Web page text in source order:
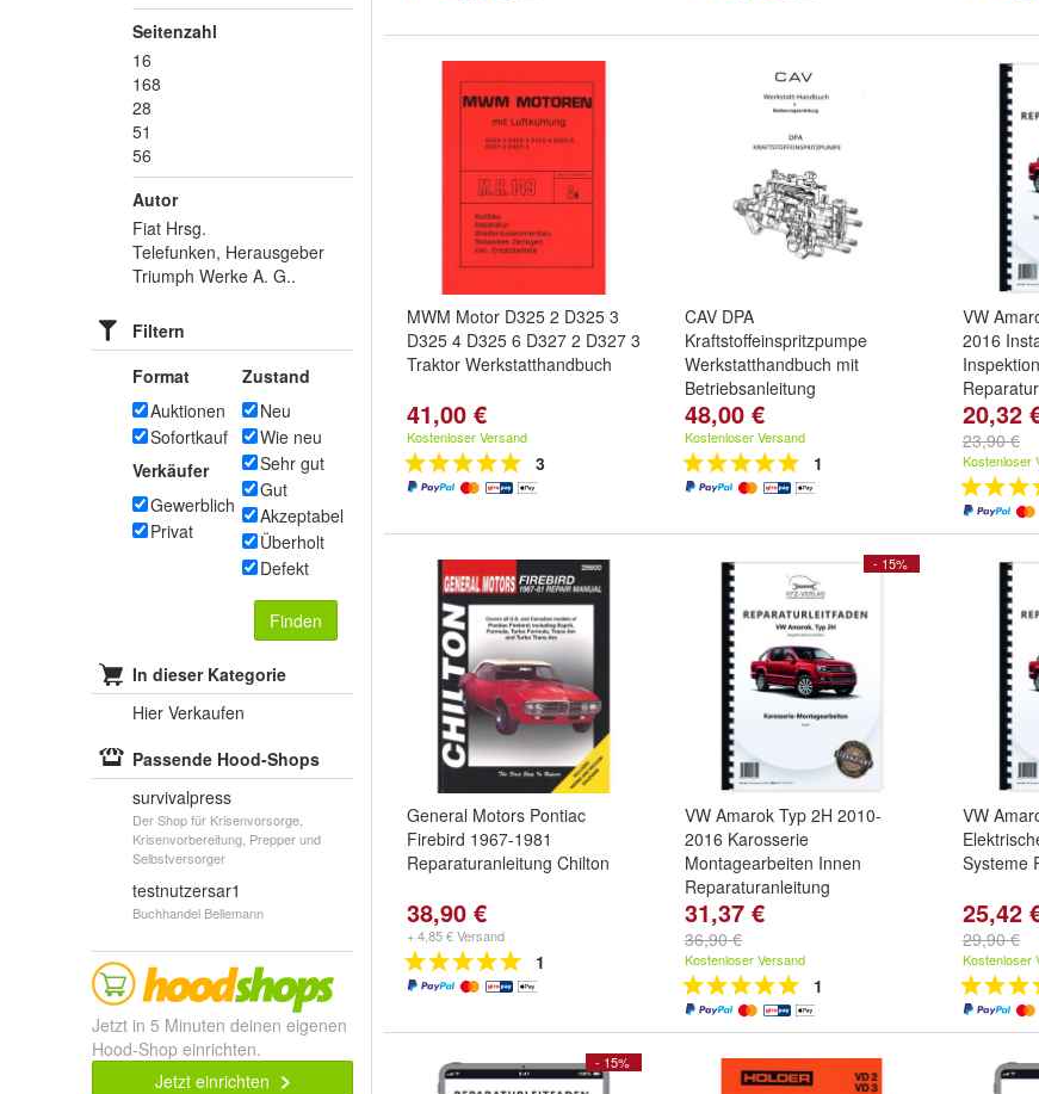
Seitenzahl
16
168
28
51
56
Autor
Fiat Hrsg.
Telefunken, Herausgeber
Triumph Werke A. G..
Filtern
Format
Auktionen
Sofortkauf
Verkäufer
Gewerblich
Privat
Zustand
Neu
Wie neu
Sehr gut
Gut
Akzeptabel
Überholt
Defekt
Finden
In dieser Kategorie
Hier Verkaufen
Passende Hood-Shops
survivalpress
Der Shop für Krisenvorsorge,
Krisenvorbereitung, Prepper und
Selbstversorger
testnutzersar1
Buchhandel Bellemann
Jetzt in 5 Minuten deinen eigenen
Hood-Shop einrichten.
Jetzt einrichten
MWM Motor D325 2 D325 3
D325 4 D325 6 D327 2 D327 3
Traktor Werkstatthandbuch
41,00 €
Kostenloser Versand
3
CAV DPA
Kraftstoffeinspritzpumpe
Werkstatthandbuch mit
Betriebsanleitung
48,00 €
Kostenloser Versand
1
VW
2016
20,32
23,90 €
Kostenloser
General Motors Pontiac
Firebird 1967-1981
Reparaturanleitung Chilton
38,90 €
+ 4,85 € Versand
1
- 15%
VW Amarok Typ 2H 2010-
2016 Karosserie
Montagearbeiten Innen
Reparaturanleitung
31,37 €
36,90 €
Kostenloser Versand
1
VW
Systeme
25,42
29,90 €
Kostenloser
- 15%